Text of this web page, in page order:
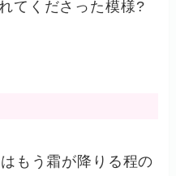
てくださった模様?
もう霜が降りる程の